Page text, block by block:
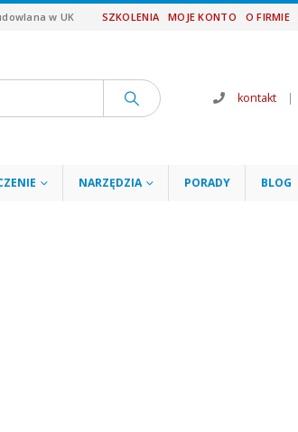
w UK SZKOLENIA MOJE KONTO O FIRMIE
kontakt |
NARZĘDZIA PORADY BLOG